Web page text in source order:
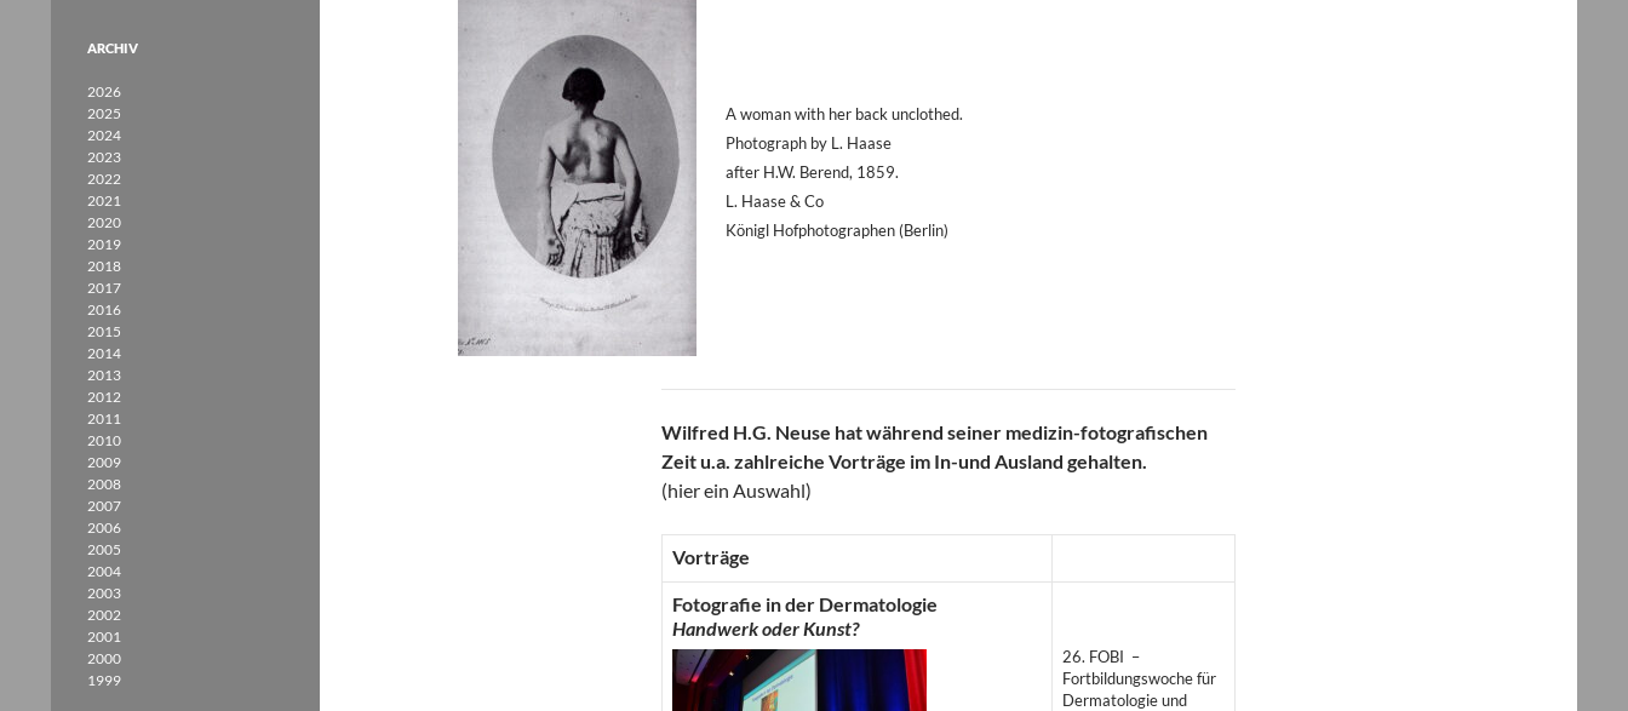
A woman with her back unclothed.
Photograph by L. Haase
after H.W. Berend, 1859.
L. Haase & Co
Königl Hofphotographen (Berlin)
Wilfred H.G. Neuse hat während seiner medizin-fotografischen
Zeit u.a. zahlreiche Vorträge im In-und Ausland gehalten.
(hier ein Auswahl)
Vorträge
Fotografie in der Dermatologie
Handwerk oder Kunst?
26. FOBI –
Fortbildungswoche für
Dermatologie und
ARCHIV
2026
2025
2024
2023
2022
2021
2020
2019
2018
2017
2016
2015
2014
2013
2012
2011
2010
2009
2008
2007
2006
2005
2004
2003
2002
2001
2000
1999